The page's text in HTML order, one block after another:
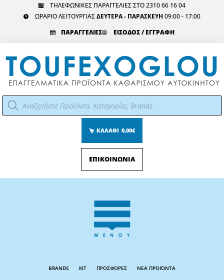
ΤΗΛΕΦΩΝΙΚΕΣ ΠΑΡΑΓΓΕΛΙΕΣ ΣΤΟ 2310 66 16 04
ΩΡΑΡΙΟ ΛΕΙΤΟΥΡΓΙΑΣΔΕΥΤΕΡΑ - ΠΑΡΑΣΚΕΥΗ 09:00 - 17:00
ΠΑΡΑΓΓΕΛΙΕΣ
ΕΙΣΟΔΟΣ / ΕΓΓΡΑΦΗ
Αναζήτηση
προϊόντων
ΚΑΛΑΘΙ 0,00€
ΕΠΙΚΟΙΝΩΝΙΑ
Menu
BRANDS KIT ΠΡΟΣΦΟΡΕΣ ΝΕΑ ΠΡΟΪΟΝΤΑ